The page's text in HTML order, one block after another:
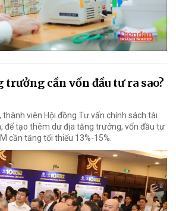
trưởng cần vốn đầu tư ra sao?
thành viên Hội đồng Tư vấn chính sách tài
để tạo thêm dư địa tăng trưởng, vốn đầu tư
cần tăng tối thiểu 13%-15%.